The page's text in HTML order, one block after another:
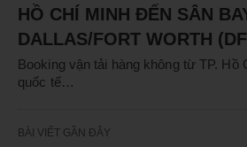
HỒ CHÍ MINH ĐẾN SÂN
DALLAS/FORT WORTH
Booking vận tải hàng không từ TP. Hồ
quốc tế…
BÀI VIẾT GẦN ĐÂY